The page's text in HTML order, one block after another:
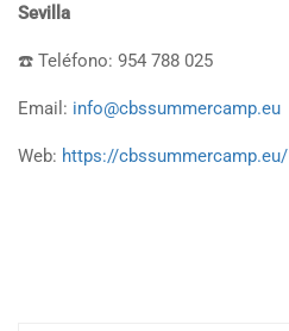
Sevilla
☎️ Teléfono: 954 788 025
Email: info@cbssummercamp.eu
Web: https://cbssummercamp.eu/